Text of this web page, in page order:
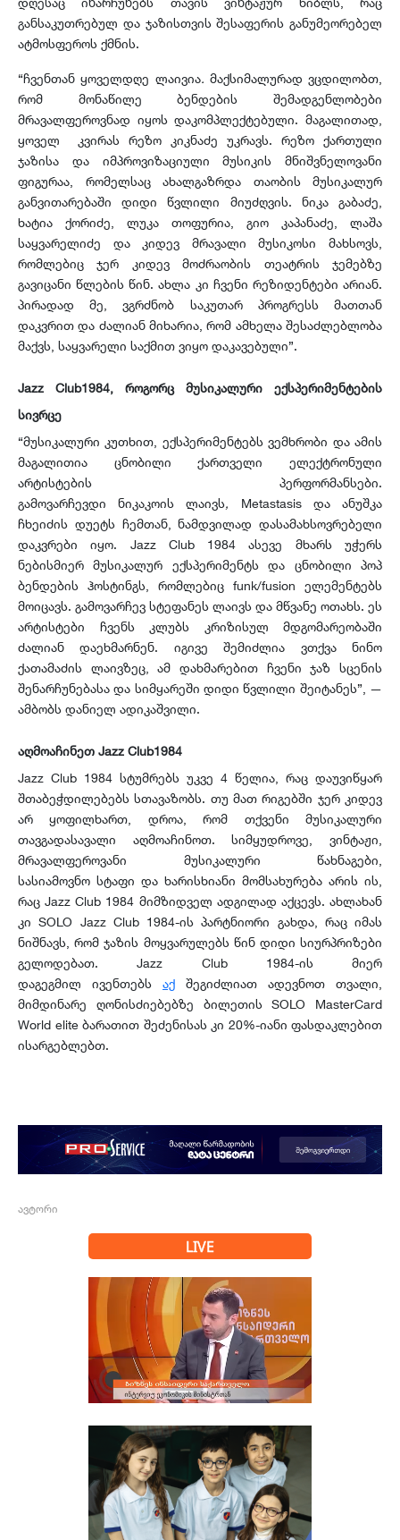
განსაკუთრებულ და ჯაზისთვის შესაფერის განუმეორებელ
ატმოსფეროს ქმნის.
“ჩვენთან ყოველდღე ლაივია. მაქსიმალურად ვცდილობთ,
რომ მონაწილე ბენდების შემადგენლობები
მრავალფეროვნად იყოს დაკომპლექტებული. მაგალითად,
ყოველ კვირას რეზო კიკნაძე უკრავს. რეზო ქართული
ჯაზისა და იმპროვიზაციული მუსიკის მნიშვნელოვანი
ფიგურაა, რომელსაც ახალგაზრდა თაობის მუსიკალურ
განვითარებაში დიდი წვლილი მიუძღვის. ნიკა გაბაძე,
ხატია ქორიძე, ლუკა თოფურია, გიო კაპანაძე, ლაშა
საყვარელიძე და კიდევ მრავალი მუსიკოსი მახსოვს,
რომლებიც ჯერ კიდევ მოძრაობის თეატრის ჯემებზე
გავიცანი წლების წინ. ახლა კი ჩვენი რეზიდენტები არიან.
პირადად მე, ვგრძნობ საკუთარ პროგრესს მათთან
დაკვრით და ძალიან მიხარია, რომ ამხელა შესაძლებლობა
მაქვს, საყვარელი საქმით ვიყო დაკავებული”.
Jazz Club1984, როგორც მუსიკალური ექსპერიმენტების
სივრცე
“მუსიკალური კუთხით, ექსპერიმენტებს ვემხრობი და ამის
მაგალითია ცნობილი ქართველი ელექტრონული
არტისტების პერფორმანსები.
გამოვარჩევდი ნიკაკოის
ლაივს, Metastasis და ანუშკა
ჩხეიძის დუეტს ჩემთან, ნამდვილად დასამახსოვრებელი
დაკვრები იყო. Jazz Club 1984 ასევე მხარს უჭერს
ნებისმიერ მუსიკალურ ექსპერიმენტს და ცნობილი პოპ
ბენდების ჰოსტინგს, რომლებიც funk/fusion ელემენტებს
მოიცავს. გამოვარჩევ სტეფანეს ლაივს და მწვანე ოთახს. ეს
არტისტები ჩვენს კლუბს კრიზისულ მდგომარეობაში
ძალიან დაეხმარნენ. იგივე შემიძლია ვთქვა ნინო
ქათამაძის ლაივზეც, ამ დახმარებით ჩვენი ჯაზ სცენის
შენარჩუნებასა და სიმყარეში დიდი წვლილი შეიტანეს”, —
ამბობს დანიელ ადიკაშვილი.
აღმოაჩინეთ Jazz Club1984
Jazz Club 1984 სტუმრებს უკვე 4 წელია, რაც დაუვიწყარ
შთაბეჭდილებებს სთავაზობს. თუ მათ რიგებში ჯერ კიდევ
არ ყოფილხართ, დროა, რომ თქვენი მუსიკალური
თავგადასავალი აღმოაჩინოთ. სიმყუდროვე, ვინტაჟი,
მრავალფეროვანი მუსიკალური წახნაგები,
სასიამოვნო სტაფი და ხარისხიანი მომსახურება არის ის,
რაც Jazz Club 1984 მიმზიდველ ადგილად აქცევს. ახლახან
კი SOLO Jazz Club 1984-ის პარტნიორი გახდა, რაც იმას
ნიშნავს, რომ ჯაზის მოყვარულებს წინ დიდი სიურპრიზები
გელოდებათ. Jazz Club 1984-ის მიერ
დაგეგმილ ივენთებს აქ შეგიძლიათ ადევნოთ თვალი,
მიმდინარე ღონისძიებებზე ბილეთის SOLO MasterCard
World elite ბარათით შეძენისას კი 20%-იანი ფასდაკლებით
ისარგებლებთ.
ავტორი
LIVE